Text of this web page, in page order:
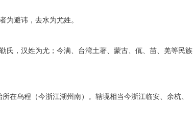
避讳，去水为尤姓。
，汉姓为尤；今满、台湾土著、蒙古、佤、苗、羌等民族
乌程（今浙江湖州南）。辖境相当今浙江临安、余杭、